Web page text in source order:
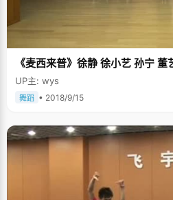
《麦西来普》徐静 徐小艺 孙宁
UP主: wys
舞蹈 • 2018/9/15